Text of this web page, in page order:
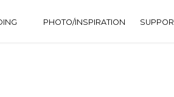
PHOTO/INSPIRATION